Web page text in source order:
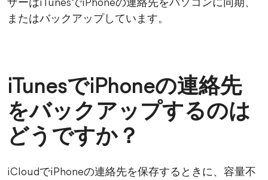
ザーはiTunesでiPhoneの連絡先をパソコンに同期、
またはバックアップしています。
iTunesでiPhoneの連絡先
をバックアップするのは
どうですか？
iCloudでiPhoneの連絡先を保存するときに、容量不